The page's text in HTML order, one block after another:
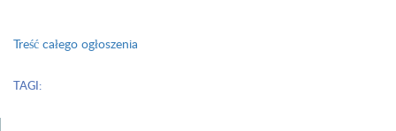
Treść całego ogłoszenia
TAGI: